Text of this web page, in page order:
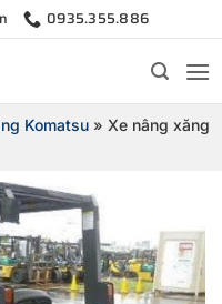
0935.355.886
Komatsu » Xe nâng xăng